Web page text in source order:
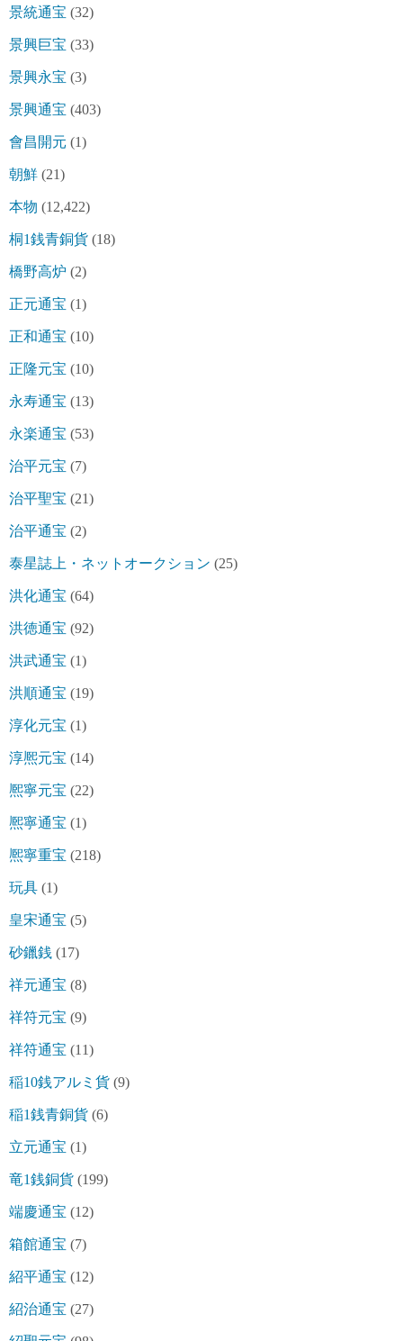
景統通宝 (32)
景興巨宝 (33)
景興永宝 (3)
景興通宝 (403)
會昌開元 (1)
朝鮮 (21)
本物 (12,422)
桐1銭青銅貨 (18)
橋野高炉 (2)
正元通宝 (1)
正和通宝 (10)
正隆元宝 (10)
永寿通宝 (13)
永楽通宝 (53)
治平元宝 (7)
治平聖宝 (21)
治平通宝 (2)
泰星誌上・ネットオークション (25)
洪化通宝 (64)
洪徳通宝 (92)
洪武通宝 (1)
洪順通宝 (19)
淳化元宝 (1)
淳熈元宝 (14)
熈寧元宝 (22)
熈寧通宝 (1)
熈寧重宝 (218)
玩具 (1)
皇宋通宝 (5)
砂鑞銭 (17)
祥元通宝 (8)
祥符元宝 (9)
祥符通宝 (11)
稲10銭アルミ貨 (9)
稲1銭青銅貨 (6)
立元通宝 (1)
竜1銭銅貨 (199)
端慶通宝 (12)
箱館通宝 (7)
紹平通宝 (12)
紹治通宝 (27)